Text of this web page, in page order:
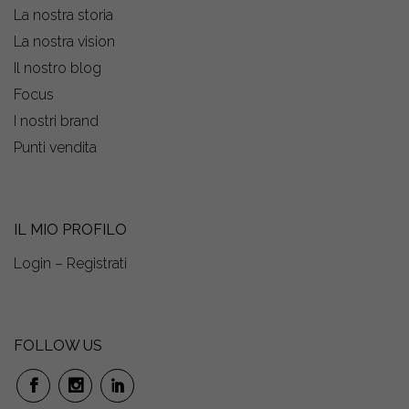
La nostra storia
La nostra vision
Il nostro blog
Focus
I nostri brand
Punti vendita
IL MIO PROFILO
Login – Registrati
FOLLOW US